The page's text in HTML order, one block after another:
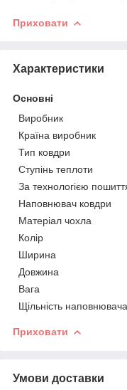
Приховати
Характеристики
Основні
Виробник
Країна виробник
Тип ковдри
Ступінь теплоти
За технологією
Наповнювач ковдри
Матеріал чохла
Колір
Ширина
Довжина
Вага
Щільність наповнювача
Приховати
Умови доставки